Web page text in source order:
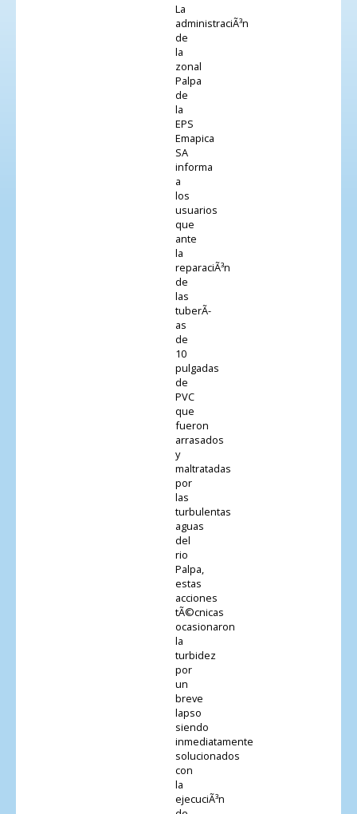
La
administraciÃ³n
de
la
zonal
Palpa
de
la
EPS
Emapica
SA
informa
a
los
usuarios
que
ante
la
reparaciÃ³n
de
las
tuberÃ­
as
de
10
pulgadas
de
PVC
que
fueron
arrasados
y
maltratadas
por
las
turbulentas
aguas
del
rio
Palpa,
estas
acciones
tÃ©cnicas
ocasionaron
la
turbidez
por
un
breve
lapso
siendo
inmediatamente
solucionados
con
la
ejecuciÃ³n